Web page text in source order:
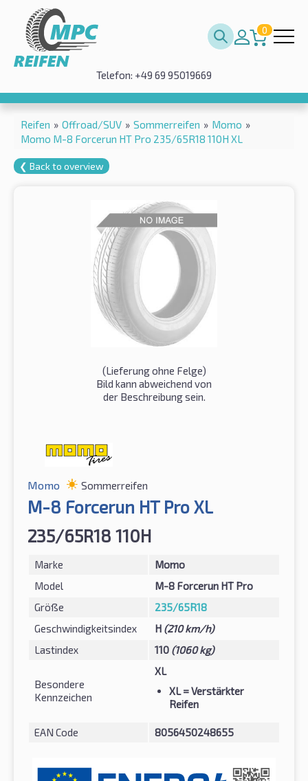
0
Telefon: +49 69 95019669
Reifen » Offroad/SUV » Sommerreifen » Momo »
Momo M-8 Forcerun HT Pro 235/65R18 110H XL
❮ Back to overview
(Lieferung ohne Felge)
Bild kann abweichend von
der Beschreibung sein.
Momo Sommerreifen
M-8 Forcerun HT Pro XL
235/65R18 110H
Marke
Momo
Model
M-8 Forcerun HT Pro
Größe
235/65R18
Geschwindigkeitsindex
H (210 km/h)
Lastindex
110 (1060 kg)
Besondere
Kennzeichen
XL
XL= Verstärkter
Reifen
EAN Code 8056450248655